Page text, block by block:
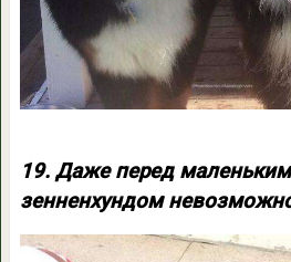
19. Даже перед
зенненхундом